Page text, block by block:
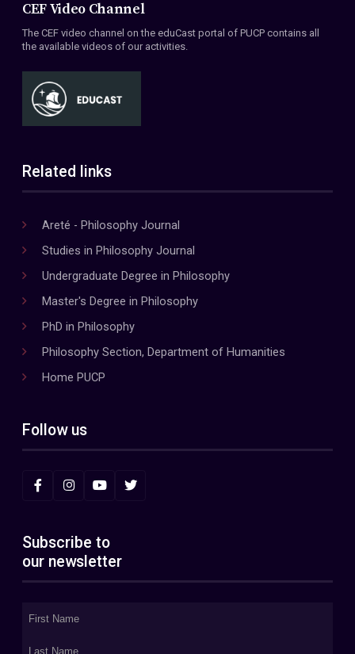
CEF Video Channel
The CEF video channel on the eduCast portal of PUCP contains all
the available videos of our activities.
Related links
Areté - Philosophy Journal
Studies in Philosophy Journal
Undergraduate Degree in Philosophy
Master's Degree in Philosophy
PhD in Philosophy
Philosophy Section, Department of Humanities
Home PUCP
Follow us
Subscribe to
our newsletter